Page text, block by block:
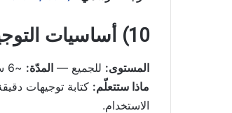
10) أساسيات التوجيه – Prompting Essentials (Google)
المستوى: للجميع — المدّة: ~6 ساعات —
ماذا ستتعلّم: كتابة توجيهات
الاستخدام.